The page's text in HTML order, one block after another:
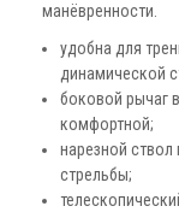
манёвренности.
удобна для
динамической
боковой рычаг
комфортной;
нарезной ствол
стрельбы;